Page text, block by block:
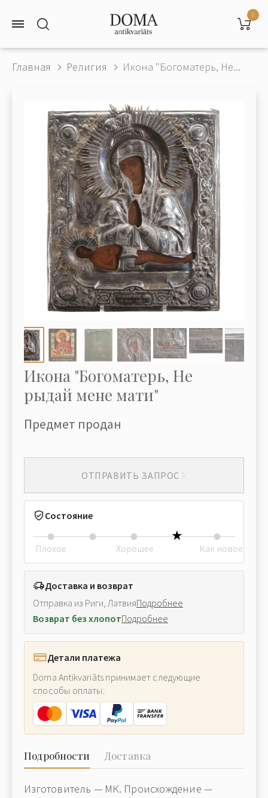
0
Главная Религия Икона "Богоматерь, Не...
Икона "Богоматерь, Не
рыдай мене мати"
Предмет продан
ОТПРАВИТЬ ЗАПРОС
Состояние
Плохое Хорошее Как новое
Доставка и возврат
Отправка из Риги, ЛатвияПодробнее
Возврат без хлопотПодробнее
Детали платежа
Doma Antikvariāts принимает следующие
способы оплаты:
Подробности Доставка
Изготовитель — МК. Происхождение —